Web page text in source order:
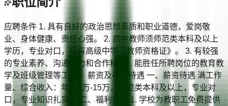
应聘条件 1. 具有良好的政治思想素质和职业道德，爱岗敬
业、身体健康、责任心强。 2. 高中教师须师范类本科及以上
学历，专业对口，具有高级中学《教师资格证》。 3. 有较强
的专业素养、沟通能力和合作精神，能胜任所聘岗位的教育教
学及班级管理等工作。 薪资及福利待遇 一、薪资待遇 满工作
量、综合收入：年薪8万-15万，师范类本科及以上，专业对
口，专业知识扎实。 二、福利待遇 1. 学校为教职工免费提供